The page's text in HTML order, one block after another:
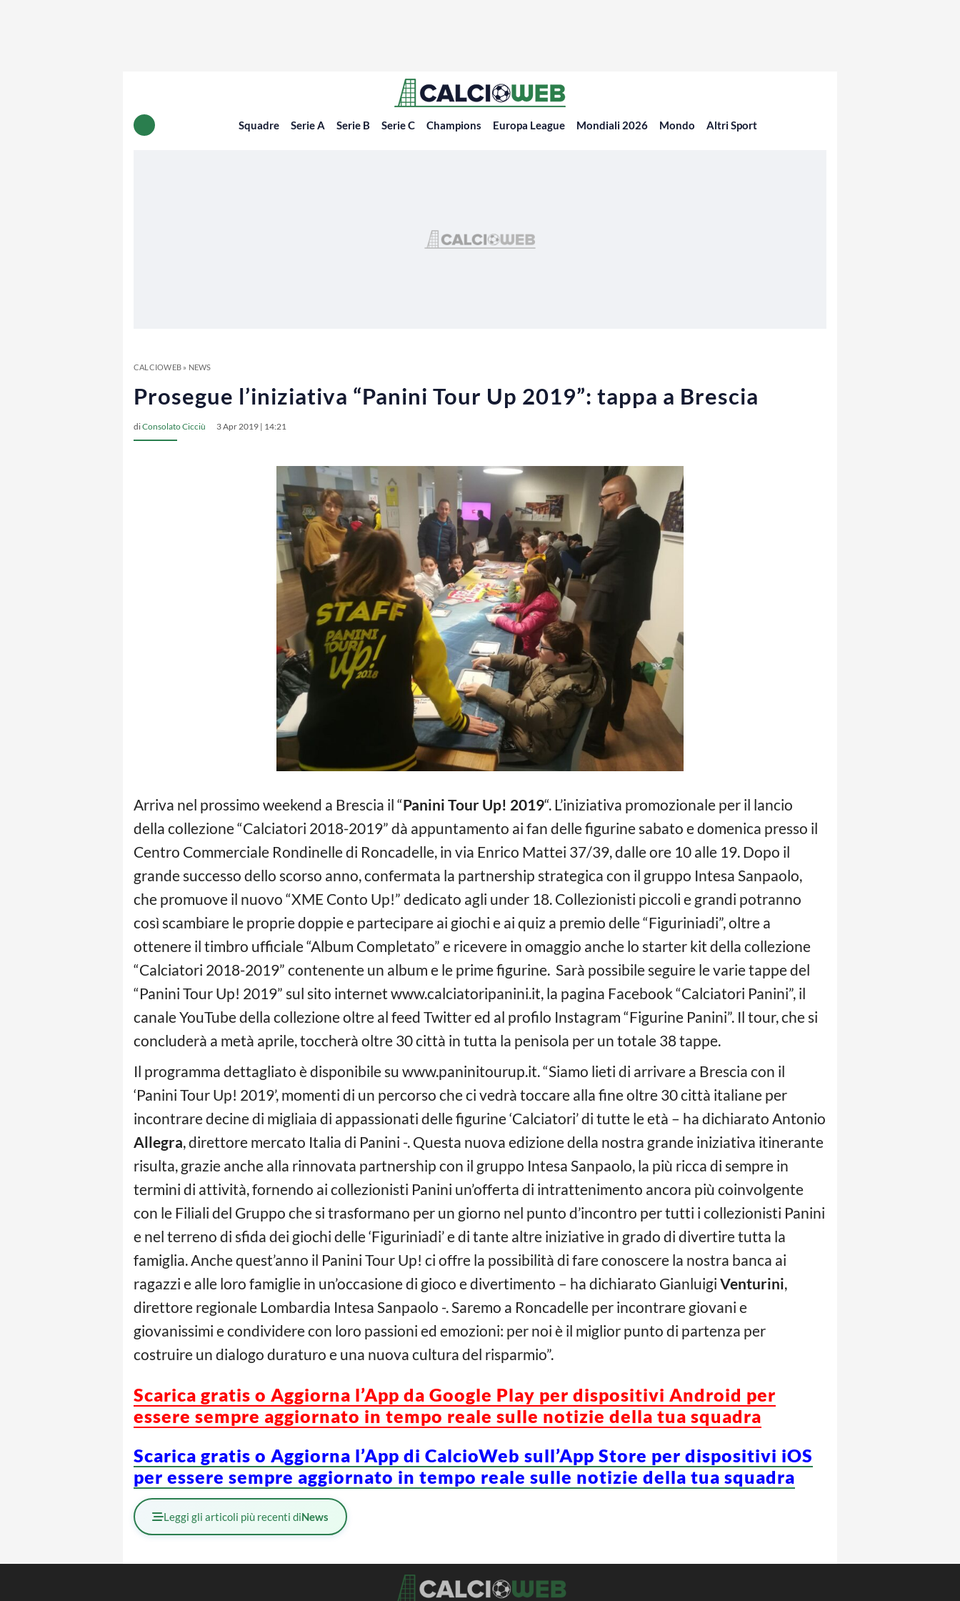
Squadre Serie A Serie B Serie C Champions Europa League Mondiali 2026 Mondo Altri Sport
CALCIOWEB» NEWS
Prosegue l’iniziativa “Panini Tour Up 2019”: tappa a Brescia
diConsolato Cicciù 3 Apr 2019 | 14:21
Arriva nel prossimo weekend a Brescia il “Panini Tour Up! 2019“. L’iniziativa promozionale per il lancio
della collezione “Calciatori 2018-2019” dà appuntamento ai fan delle figurine sabato e domenica presso il
Centro Commerciale Rondinelle di Roncadelle, in via Enrico Mattei 37/39, dalle ore 10 alle 19. Dopo il
grande successo dello scorso anno, confermata la partnership strategica con il gruppo Intesa Sanpaolo,
che promuove il nuovo “XME Conto Up!” dedicato agli under 18. Collezionisti piccoli e grandi potranno
così scambiare le proprie doppie e partecipare ai giochi e ai quiz a premio delle “Figuriniadi”, oltre a
ottenere il timbro ufficiale “Album Completato” e ricevere in omaggio anche lo starter kit della collezione
“Calciatori 2018-2019” contenente un album e le prime figurine. Sarà possibile seguire le varie tappe del
“Panini Tour Up! 2019” sul sito internet www.calciatoripanini.it, la pagina Facebook “Calciatori Panini”, il
canale YouTube della collezione oltre al feed Twitter ed al profilo Instagram “Figurine Panini”. Il tour, che si
concluderà a metà aprile, toccherà oltre 30 città in tutta la penisola per un totale 38 tappe.
Il programma dettagliato è disponibile su www.paninitourup.it. “Siamo lieti di arrivare a Brescia con il
‘Panini Tour Up! 2019’, momenti di un percorso che ci vedrà toccare alla fine oltre 30 città italiane per
incontrare decine di migliaia di appassionati delle figurine ‘Calciatori’ di tutte le età – ha dichiarato Antonio
Allegra, direttore mercato Italia di Panini -. Questa nuova edizione della nostra grande iniziativa itinerante
risulta, grazie anche alla rinnovata partnership con il gruppo Intesa Sanpaolo, la più ricca di sempre in
termini di attività, fornendo ai collezionisti Panini un’offerta di intrattenimento ancora più coinvolgente
con le Filiali del Gruppo che si trasformano per un giorno nel punto d’incontro per tutti i collezionisti Panini
e nel terreno di sfida dei giochi delle ‘Figuriniadi’ e di tante altre iniziative in grado di divertire tutta la
famiglia. Anche quest’anno il Panini Tour Up! ci offre la possibilità di fare conoscere la nostra banca ai
ragazzi e alle loro famiglie in un’occasione di gioco edivertimento – ha dichiarato Gianluigi Venturini,
direttore regionale Lombardia Intesa Sanpaolo -. Saremo a Roncadelle per incontrare giovani e
giovanissimi e condividere con loro passioni ed emozioni: per noi è il miglior punto di partenza per
costruire un dialogo duraturo e una nuova cultura del risparmio”.
Scarica gratis o Aggiorna l’App da Google Play per dispositivi Android per
essere sempre aggiornato in tempo reale sulle notizie della tua squadra
Scarica gratis o Aggiorna l’App di CalcioWeb sull’App Store per dispositivi iOS
per essere sempre aggiornato in tempo reale sulle notizie della tua squadra
Leggi gli articoli più recenti diNews